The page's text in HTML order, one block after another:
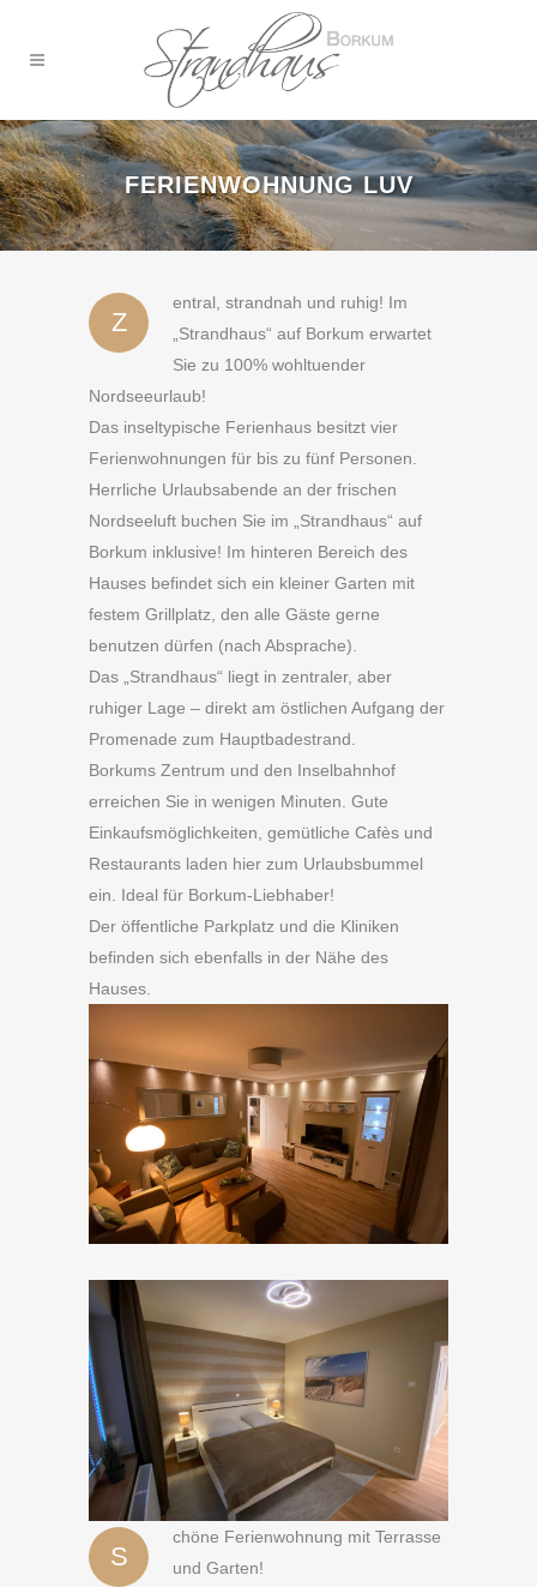
FERIENWOHNUNG LUV
Z
entral, strandnah und ruhig! Im
„Strandhaus“ auf Borkum erwartet
Sie zu 100% wohltuender
Nordseeurlaub!
Das inseltypische Ferienhaus besitzt vier
Ferienwohnungen für bis zu fünf Personen.
Herrliche Urlaubsabende an der frischen
Nordseeluft buchen Sie im „Strandhaus“ auf
Borkum inklusive! Im hinteren Bereich des
Hauses befindet sich ein kleiner Garten mit
festem Grillplatz, den alle Gäste gerne
benutzen dürfen (nach Absprache).
Das „Strandhaus“ liegt in zentraler, aber
ruhiger Lage – direkt am östlichen Aufgang der
Promenade zum Hauptbadestrand.
Borkums Zentrum und den Inselbahnhof
erreichen Sie in wenigen Minuten. Gute
Einkaufsmöglichkeiten, gemütliche Cafès und
Restaurants laden hier zum Urlaubsbummel
ein. Ideal für Borkum-Liebhaber!
Der öffentliche Parkplatz und die Kliniken
befinden sich ebenfalls in der Nähe des
Hauses.
S
chöne Ferienwohnung mit Terrasse
und Garten!